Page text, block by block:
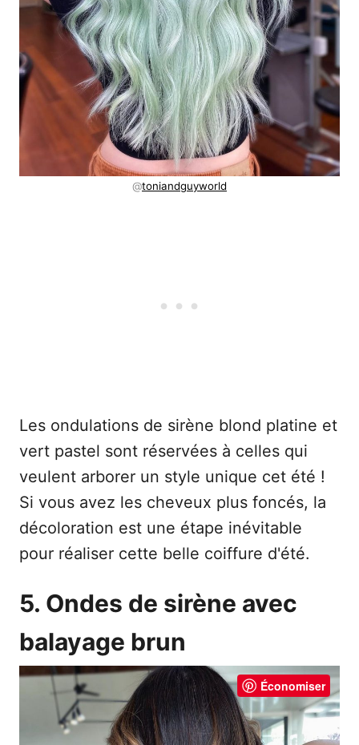
@toniandguyworld
Les ondulations de sirène blond platine et
vert pastel sont réservées à celles qui
veulent arborer un style unique cet été !
Si vous avez les cheveux plus foncés, la
décoloration est une étape inévitable
pour réaliser cette belle coiffure d'été.
5. Ondes de sirène avec
balayage brun
Économiser